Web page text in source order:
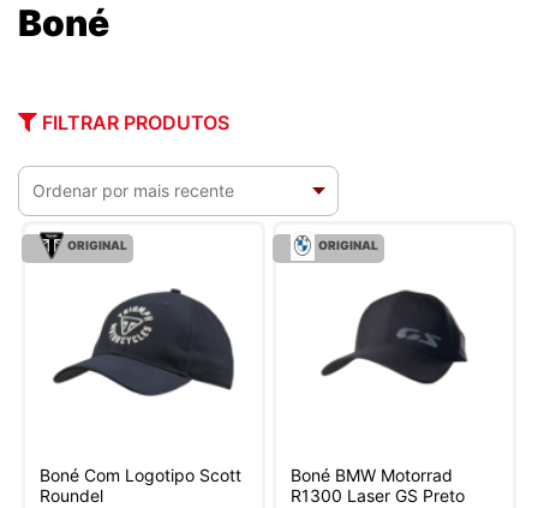
Boné
FILTRAR PRODUTOS
ORIGINAL
Boné Com Logotipo Scott
Roundel
ORIGINAL
Boné BMW Motorrad
R1300 Laser GS Preto